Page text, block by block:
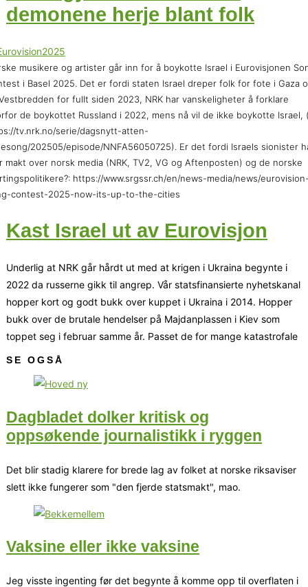
demonene herje blant folk
musikere og artister går inn for å boykotte Israel i Eurovisjonen
i Basel 2025. Det er fordi staten Israel dreper folk for fote i Gaza
for fullt siden 2023, NRK har vanskeligheter å forklare
de boykottet Russland i 2022, mens nå vil de ikke boykotte Israel,
tv.nrk.no/serie/dagsnytt-atten-
202505/episode/NNFA56050725). Er det fordi Israels sionister
makt over norsk media (NRK, TV2, VG og Aftenposten) og de norske
https://www.srgssr.ch/en/news-media/news/
contest-2025-now-its-up-to-the-cities
Kast Israel ut av Eurovisjon
Underlig at NRK går hårdt ut med at krigen i Ukraina begynte i
2022 da russerne gikk til angrep. Vår statsfinansierte nyhetskanal
hopper kort og godt bukk over kuppet i Ukraina i 2014. Hopper
bukk over de brutale hendelser på Majdanplassen i Kiev som
toppet seg i februar samme år. Passet de for mange katastrofale
SE OGSÅ
Dagbladet dolker kritisk og
oppsøkende journalistikk i ryggen
Det blir stadig klarere for brede lag av folket at norske riksaviser
slett ikke fungerer som "den fjerde statsmakt", mao.
Vaksine eller ikke vaksine
Jeg visste ingenting før det begynte å komme opp til overflaten i